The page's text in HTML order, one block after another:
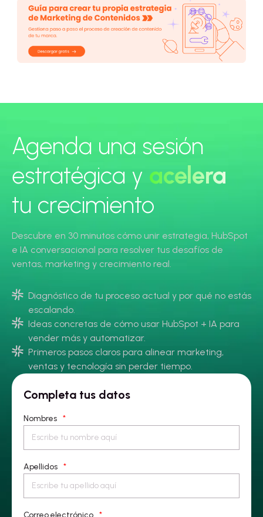
Agenda una sesión
estratégica y acelera
tu crecimiento
Descubre en 30 minutos cómo unir estrategia, HubSpot
e IA conversacional para resolver tus desafíos de
ventas, marketing y crecimiento real.
Diagnóstico de tu proceso actual y por qué no estás
escalando.
Ideas concretas de cómo usar HubSpot + IA para
vender más y automatizar.
Primeros pasos claros para alinear marketing,
ventas y tecnología sin perder tiempo.
Completa tus datos
Nombres *
Apellidos *
Correo electrónico *